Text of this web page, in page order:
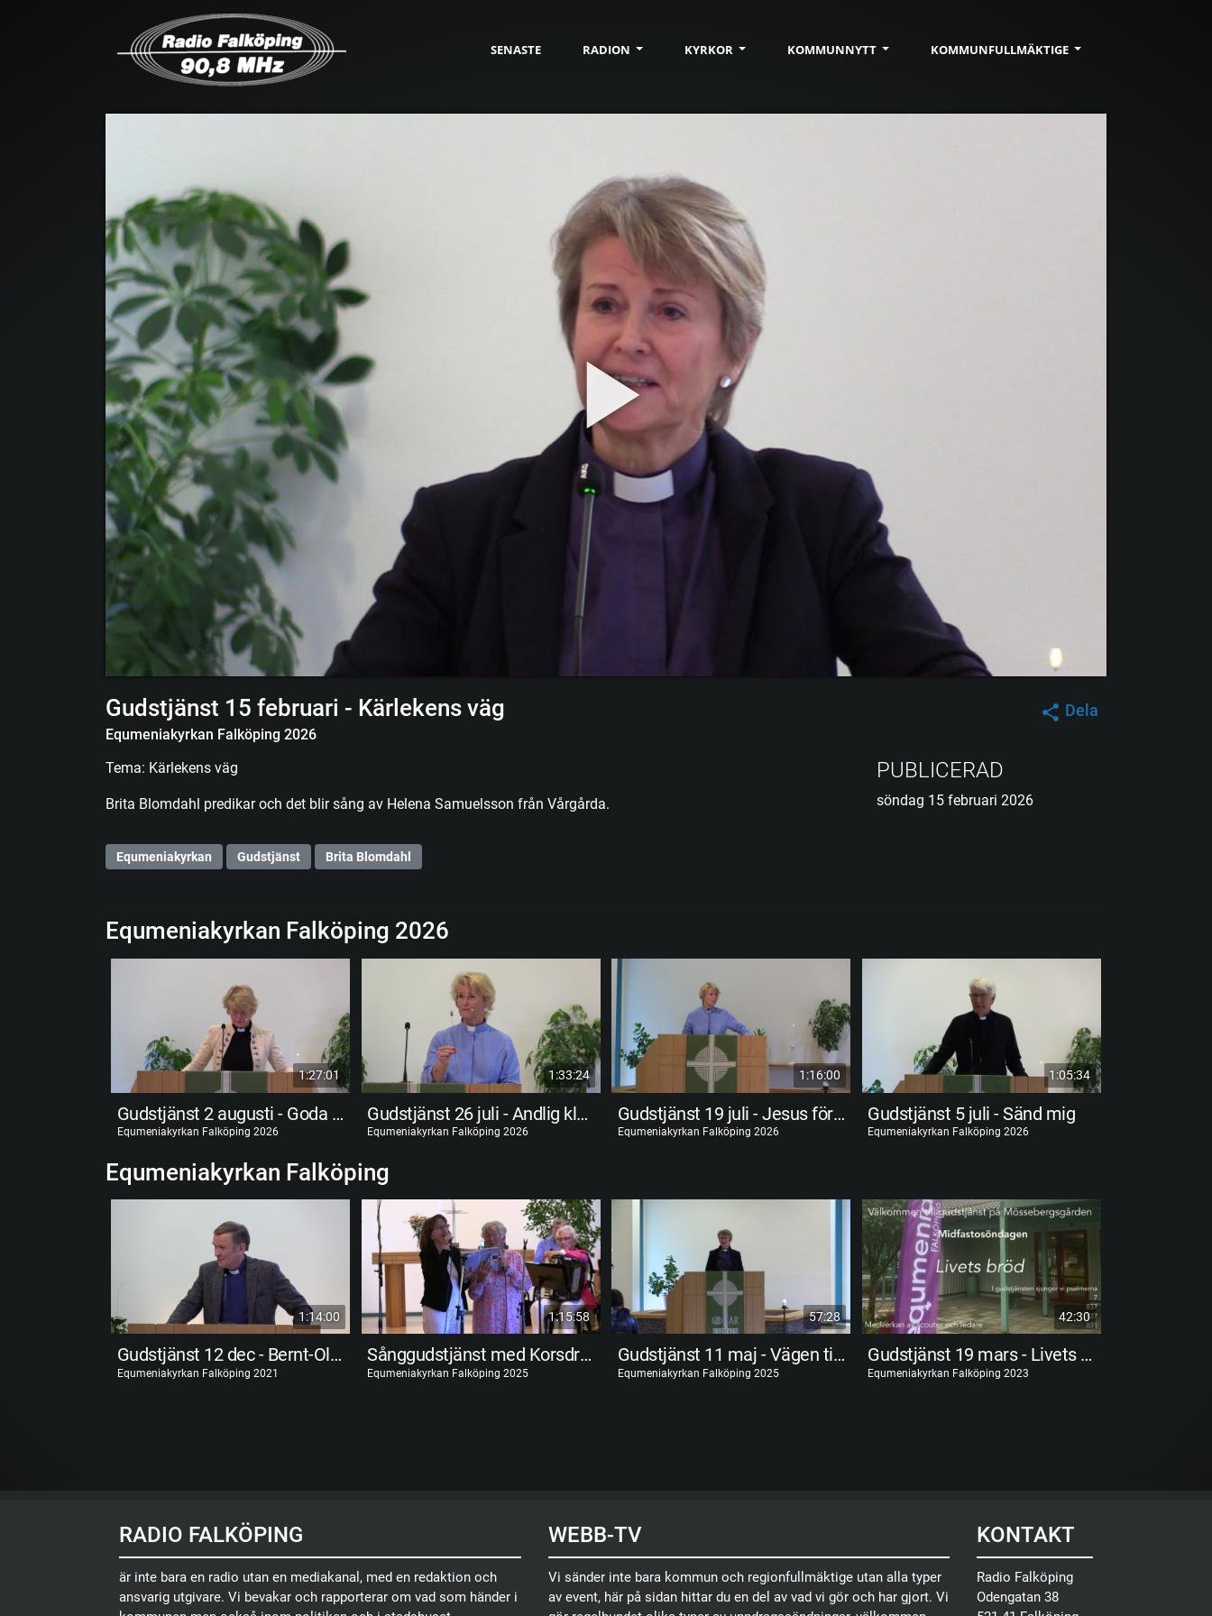
SENASTE RADION KYRKOR KOMMUNNYTT KOMMUNFULLMÄKTIGE
Dela
Gudstjänst 15 februari - Kärlekens väg
Equmeniakyrkan Falköping 2026
Tema: Kärlekens väg
Brita Blomdahl predikar och det blir sång av Helena Samuelsson från Vårgårda.
Equmeniakyrkan Gudstjänst Brita Blomdahl
PUBLICERAD
söndag 15 februari 2026
Equmeniakyrkan Falköping 2026
1:27:01
Gudstjänst 2 augusti - Goda förvaltare
Equmeniakyrkan Falköping 2026
1:33:24
Gudstjänst 26 juli - Andlig klarsyn
Equmeniakyrkan Falköping 2026
1:16:00
Gudstjänst 19 juli - Jesus förhärligad
Equmeniakyrkan Falköping 2026
1:05:34
Gudstjänst 5 juli - Sänd mig
Equmeniakyrkan Falköping 2026
Equmeniakyrkan Falköping
1:14:00
Gudstjänst 12 dec - Bernt-Olof Jonasson
Equmeniakyrkan Falköping 2021
1:15:58
Sånggudstjänst med Korsdraget
Equmeniakyrkan Falköping 2025
57:28
Gudstjänst 11 maj - Vägen till livet
Equmeniakyrkan Falköping 2025
42:30
Gudstjänst 19 mars - Livets bröd
Equmeniakyrkan Falköping 2023
RADIO FALKÖPING
är inte bara en radio utan en mediakanal, med en redaktion och
ansvarig utgivare. Vi bevakar och rapporterar om vad som händer i
WEBB-TV
Vi sänder inte bara kommun och regionfullmäktige utan alla typer
av event, här på sidan hittar du en del av vad vi gör och har gjort. Vi
KONTAKT
Radio Falköping
Odengatan 38